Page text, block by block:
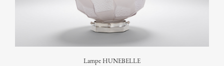
Lampe HUNEBELLE